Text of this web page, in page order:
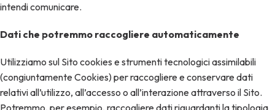
intendi comunicare.
Dati che potremmo raccogliere automaticamente
Utilizziamo sul Sito cookies e strumenti tecnologici assimilabili
(congiuntamente Cookies) per raccogliere e conservare dati
relativi all’utilizzo, all’accesso o all’interazione attraverso il Sito.
Potremmo, per esempio, raccogliere dati riguardanti la tipologia